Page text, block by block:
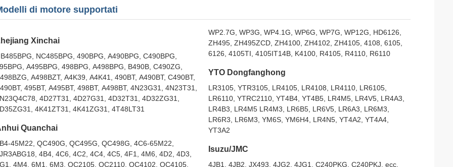
di motore supportati
Xinchai
NC485BPG, 490BPG, A490BPG, C490BPG,
A495BPG, 498BPG, A498BPG, B490B, C490ZG,
A498BZT, A4K39, A4K41, 490BT, A490BT, C490BT,
495BT, A495BT, 498BT, A498BT, 4N23G31, 4N23T31,
4D27T31, 4D27G31, 4D32T31, 4D32ZG31,
4K41ZT31, 4K41ZG31, 4T48LT31
Quanchai
45M22, QC490G, QC495G, QC498G, 4C6-65M22,
4B4, 4C6, 4C2, 4C4, 4C5, 4F1, 4M6, 4D2, 4D3,
4M4, 6M1, 6M3, QC2105, QC2110, QC4102, QC4105,
WP2.7G, WP3G, WP4.1G, WP6G, WP7G, WP12G, HD6126,
ZH495, ZH495ZCD, ZH4100, ZH4102, ZH4105, 4108, 6105,
6126, 4105TI, 4105IT14B, K4100, R4105, R4110, R6110
YTO Dongfanghong
LR3105, YTR3105, LR4105, LR4108, LR4110, LR6105,
LR6110, YTRC2110, YT4B4, YT4B5, LR4M5, LR4V5, LR4A3,
LR4B3, LR4M5 LR4M3, LR6B5, LR6V5, LR6A3, LR6M3,
LR6R3, LR6M3, YM6S, YM6H4, LR4N5, YT4A2, YT4A4,
YT3A2
Isuzu/JMC
4JB1, 4JB2, JX493, 4JG2, 4JG1, C240PKG, C240PKJ, ecc.